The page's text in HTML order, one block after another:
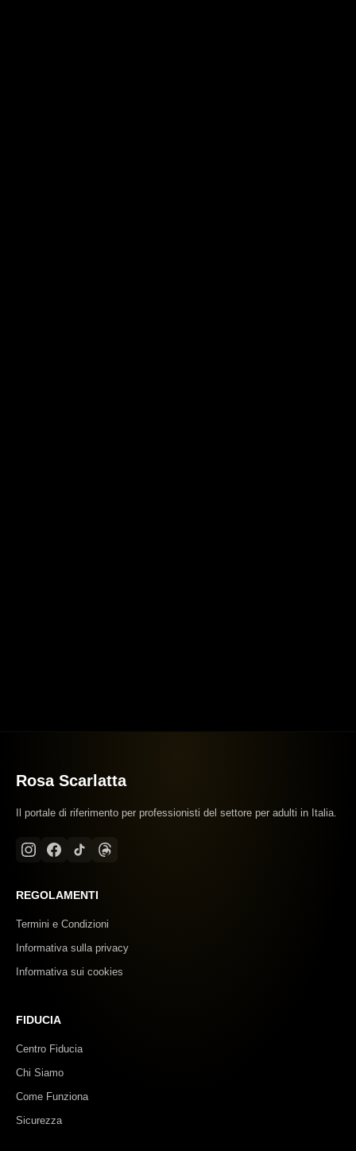
Rosa Scarlatta
Il portale di riferimento per professionisti del settore per adulti in Italia.
REGOLAMENTI
Termini e Condizioni
Informativa sulla privacy
Informativa sui cookies
FIDUCIA
Centro Fiducia
Chi Siamo
Come Funziona
Sicurezza